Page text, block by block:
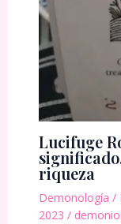
Lucifuge
riqueza
Demonología /
2023 /